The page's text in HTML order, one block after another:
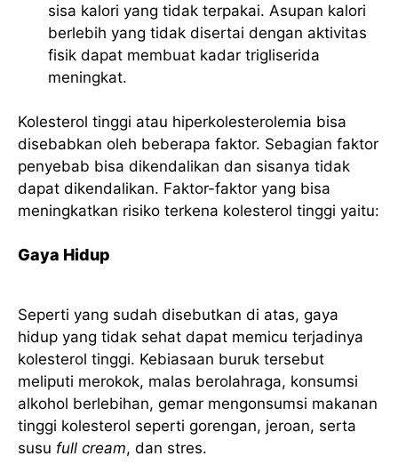
sisa kalori yang tidak terpakai. Asupan kalori
berlebih yang tidak disertai dengan aktivitas
fisik dapat membuat kadar trigliserida
meningkat.
Kolesterol tinggi atau hiperkolesterolemia bisa
disebabkan oleh beberapa faktor. Sebagian faktor
penyebab bisa dikendalikan dan sisanya tidak
dapat dikendalikan. Faktor-faktor yang bisa
meningkatkan risiko terkena kolesterol tinggi yaitu:
Gaya Hidup
Seperti yang sudah disebutkan di atas, gaya
hidup yang tidak sehat dapat memicu terjadinya
kolesterol tinggi. Kebiasaan buruk tersebut
meliputi merokok, malas berolahraga, konsumsi
alkohol berlebihan, gemar mengonsumsi makanan
tinggi kolesterol seperti gorengan, jeroan, serta
susu full cream, dan stres.